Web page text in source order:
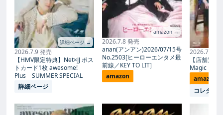
詳細ページ →
2026.7.9 発売
【HMV限定特典】Net×JJ ポス
トカード1枚 awesome!
Plus SUMMER SPECIAL
詳細ページ
amazon →
2026.7.8 発売
anan(アンアン)2026/07/15号
No.2503[ヒーローエンタメ最
前線／KEY TO LIT]
amazon
2026.7.27
【店舗別
Magic
amazon
コレタメ